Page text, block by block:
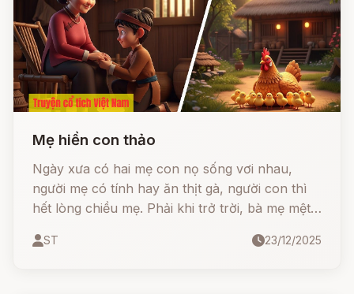
Mẹ hiền con thảo
Ngày xưa có hai mẹ con nọ sống vơi nhau,
người mẹ có tính hay ăn thịt gà, người con thì
hết lòng chiều mẹ. Phải khi trở trời, bà mẹ mệt
ăn thịt gà. Chẳng may bấy giờ láng giềng hàng
ST 23/12/2025